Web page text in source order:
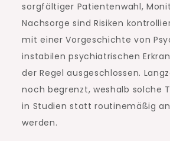
sorgfältiger Patientenwahl,
Nachsorge sind Risiken
mit einer Vorgeschichte von
instabilen psychiatrischen
der Regel ausgeschlossen.
noch begrenzt, weshalb solche
in Studien statt routinemäßig
werden.